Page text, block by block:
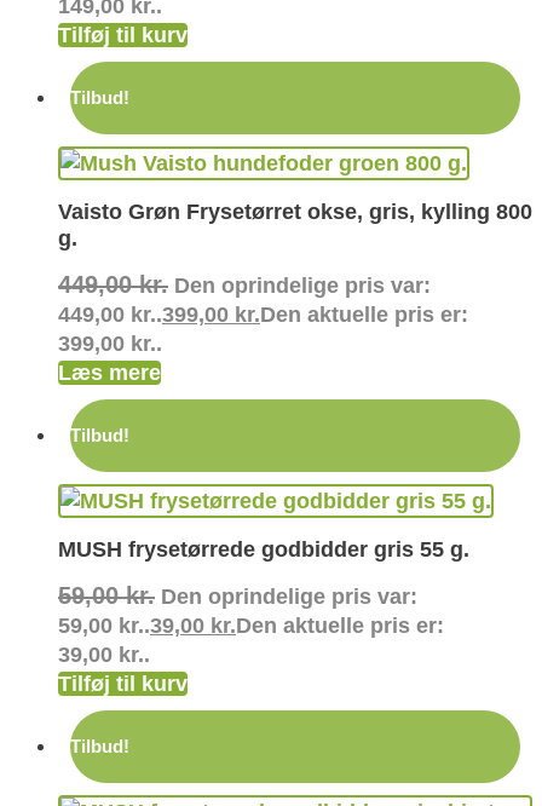
149,00 kr..
Tilføj til kurv
Tilbud!
Vaisto Grøn Frysetørret okse, gris, kylling 800
g.
449,00kr. Den oprindelige pris var:
449,00 kr..399,00 kr.Den aktuelle pris er:
399,00 kr..
Læs mere
Tilbud!
MUSH frysetørrede godbidder gris 55 g.
59,00kr. Den oprindelige pris var:
59,00 kr..39,00 kr.Den aktuelle pris er:
39,00 kr..
Tilføj til kurv
Tilbud!